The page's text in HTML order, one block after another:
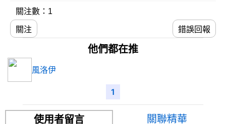
🕹️媽媽/造型設計師：QB Maker Studio
🕹️每週開播二至七天！請按讚、訂閱、打開小鈴鐺或者追
蹤Twitter參照週表！
✨直播/剪輯：#莉即開播、#ClawyLive
✨二創：#拍莉得、#ClawyArt
✨粉絲名：#可莉餅
UMiLive官方Discord：
https://discord.com/invite/tMcdwUZcrY
關注數：1
關注 錯誤回報
他們都在推
風洛伊
1
使用者留言 關聯精華